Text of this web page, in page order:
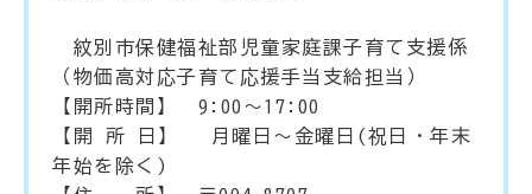
紋別市保健福祉部児童家庭課子育て支援係
（物価高対応子育て応援手当支給担当）
【開所時間】 9:00～17:00
【開 所 日】 月曜日～金曜日(祝日・年末
年始を除く)